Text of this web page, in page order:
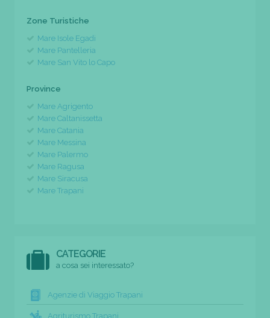
Zone Turistiche
Mare Isole Egadi
Mare Pantelleria
Mare San Vito lo Capo
Province
Mare Agrigento
Mare Caltanissetta
Mare Catania
Mare Messina
Mare Palermo
Mare Ragusa
Mare Siracusa
Mare Trapani
CATEGORIE
a cosa sei interessato?
Agenzie di Viaggio Trapani
Agriturismo Trapani